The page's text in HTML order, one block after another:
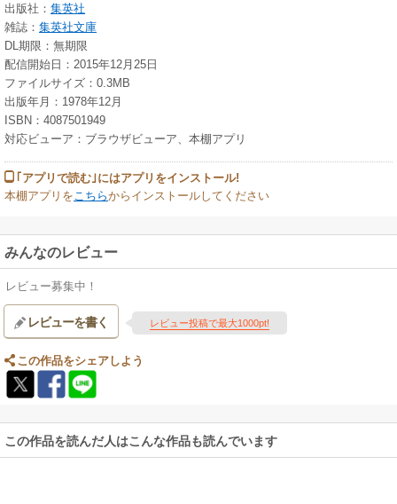
出版社： 集英社
雑誌： 集英社文庫
DL期限：無期限
配信開始日：2015年12月25日
ファイルサイズ：0.3MB
出版年月：1978年12月
ISBN：4087501949
対応ビューア：ブラウザビューア、本棚アプリ
｢アプリで読む｣にはアプリをインストール!
本棚アプリを こちらからインストールしてください
みんなのレビュー
レビュー募集中！
レビューを書く レビュー投稿で最大1000pt!
この作品をシェアしよう
この作品を読んだ人はこんな作品も読んでいます